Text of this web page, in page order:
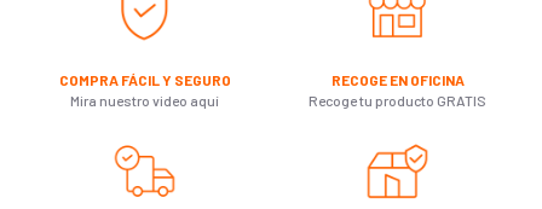
COMPRA FÁCIL Y SEGURO
Mira nuestro video aquí
RECOGE EN OFICINA
Recoge tu producto GRATIS